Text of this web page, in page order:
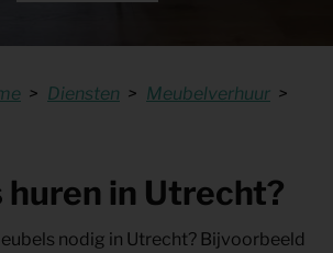
Diensten
Meubelverhuur
huren in Utrecht?
nodig in Utrecht? Bijvoorbeeld